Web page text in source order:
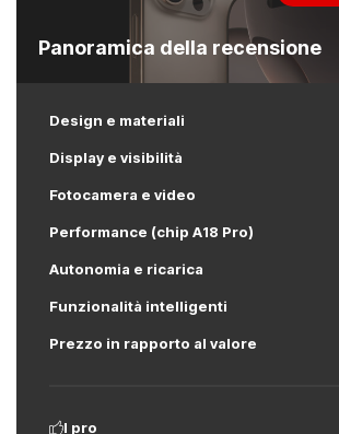
Panoramica della recensione
Design e materiali
Display e visibilità
Fotocamera e video
Performance (chip A18 Pro)
Autonomia e ricarica
Funzionalità intelligenti
Prezzo in rapporto al valore
I pro